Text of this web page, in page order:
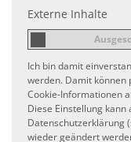
Externe Inhalte
Ich bin damit
werden. Damit können
Cookie-Informationen
Diese Einstellung
Datenschutzerklärung
wieder geändert